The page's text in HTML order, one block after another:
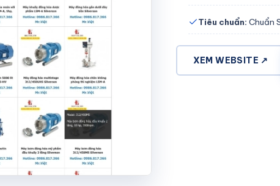
Tiêu chuẩn: Chuẩn
XEM WEBSITE ↗